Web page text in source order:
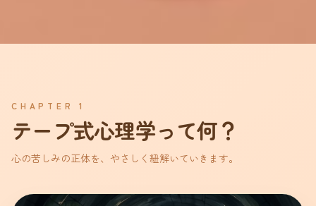
CHAPTER 1
テープ式心理学って何？
心の苦しみの正体を、やさしく紐解いていきます。